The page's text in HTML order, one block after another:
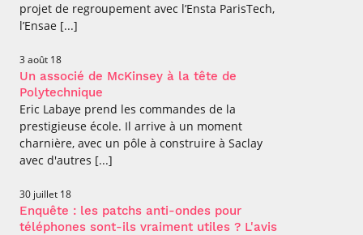
projet de regroupement avec l’Ensta ParisTech,
l’Ensae [...]
3 août 18
Un associé de McKinsey à la tête de
Polytechnique
Eric Labaye prend les commandes de la
prestigieuse école. Il arrive à un moment
charnière, avec un pôle à construire à Saclay
avec d'autres [...]
30 juillet 18
Enquête : les patchs anti-ondes pour
téléphones sont-ils vraiment utiles ? L'avis